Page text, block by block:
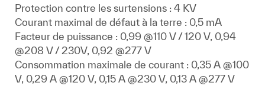
Protection contre les surtensions : 4 KV
Courant maximal de défaut à la terre : 0,5 mA
Facteur de puissance : 0,99 @110 V / 120 V, 0,94
@208 V / 230V, 0,92 @277 V
Consommation maximale de courant : 0,35 A @100
V, 0,29 A @120 V, 0,15 A @230 V, 0,13 A @277 V